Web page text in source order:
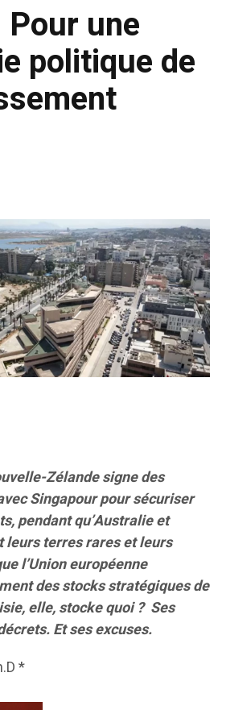
une
politique de
Zélande signe des
Singapour pour sécuriser
pendant qu’Australie et
leurs terres rares et leurs
l’Union européenne
des stocks stratégiques de
elle, stocke quoi ? Ses
Et ses excuses.
*